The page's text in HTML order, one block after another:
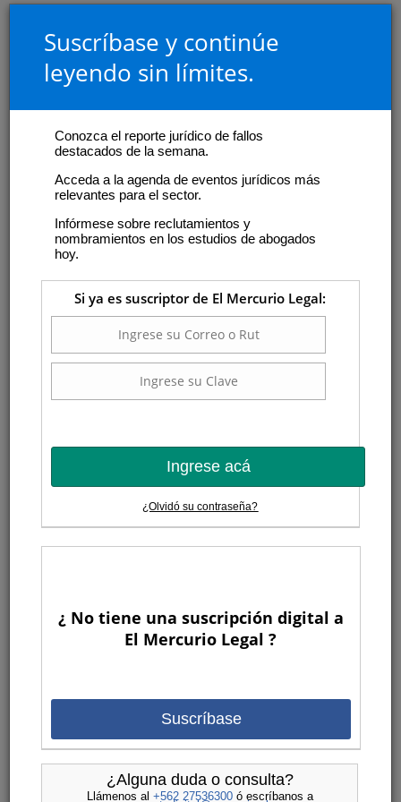
Suscríbase y continúe
leyendo sin límites.
Conozca el reporte jurídico de fallos
destacados de la semana.
Acceda a la agenda de eventos jurídicos más
relevantes para el sector.
Infórmese sobre reclutamientos y
nombramientos en los estudios de abogados
hoy.
Si ya es suscriptor de El Mercurio Legal:
Ingrese acá
¿Olvidó su contraseña?
¿ No tiene una suscripción digital a
El Mercurio Legal ?
Suscríbase
¿Alguna duda o consulta?
Llámenos al +562 27536300ó escríbanos a